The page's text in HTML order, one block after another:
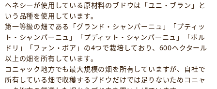
ヘネシーが使用している原材料のブドウは「ユニ・ブラン」と
いう品種を使用しています。
第一等級の畑である「グランド・シャンパーニュ」「プティッ
ト・シャンパーニュ」「プディット・シャンパーニュ」「ポル
ドリ」「ファン・ボア」の4つで栽培しており、600ヘクタール
以上の畑を所有しています。
コニャック地方でも最大規模の畑を所有していますが、自社で
所有している畑で収穫するブドウだけでは足りないためコニャ